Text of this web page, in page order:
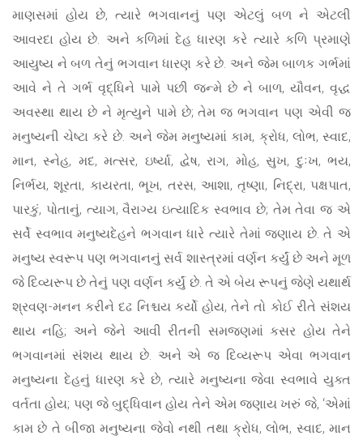
માણસમાં હોય છે, ત્યારે ભગવાનનું પણ એટલું બળ ને એટલી
આવરદા હોય છે. અને કળિમાં દેહ ધારણ કરે ત્યારે કળિ પ્રમાણે
આયુષ્ય ને બળ તેનું ભગવાન ધારણ કરે છે. અને જેમ બાળક ગર્ભમાં
આવે ને તે ગર્ભ વૃદ્ધિને પામે પછી જન્મે છે ને બાળ, યૌવન, વૃદ્ધ
અવસ્થા થાય છે ને મૃત્યુને પામે છે; તેમ જ ભગવાન પણ એવી જ
મનુષ્યની ચેષ્ટા કરે છે. અને જેમ મનુષ્યમાં કામ, ક્રોધ, લોભ, સ્વાદ,
માન, સ્નેહ, મદ, મત્સર, ઇર્ષ્યા, દ્વેષ, રાગ, મોહ, સુખ, દુઃખ, ભય,
નિર્ભય, શૂરતા, કાયરતા, ભૂખ, તરસ, આશા, તૃષ્ણા, નિદ્રા, પક્ષપાત,
પારકું, પોતાનું, ત્યાગ, વૈરાગ્ય ઇત્યાદિક સ્વભાવ છે; તેમ તેવા જ એ
સર્વે સ્વભાવ મનુષ્યદેહને ભગવાન ધારે ત્યારે તેમાં જણાય છે. તે એ
મનુષ્ય સ્વરૂપ પણ ભગવાનનું સર્વ શાસ્ત્રમાં વર્ણન કર્યું છે અને મૂળ
જે દિવ્યરૂપ છે તેનું પણ વર્ણન કર્યું છે. તે એ બેય રૂપનું જેણે યથાર્થ
શ્રવણ-મનન કરીને દઢ નિશ્ચય કર્યો હોય, તેને તો કોઈ રીતે સંશય
થાય નહિ; અને જેને આવી રીતની સમજણમાં કસર હોય તેને
ભગવાનમાં સંશય થાય છે. અને એ જ દિવ્યરૂપ એવા ભગવાન
મનુષ્યના દેહનું ધારણ કરે છે, ત્યારે મનુષ્યના જેવા સ્વભાવે યુક્ત
વર્તતા હોય; પણ જે બુદ્ધિવાન હોય તેને એમ જણાય ખરું જે, ‘એમાં
કામ છે તે બીજા મનુષ્યના જેવો નથી તથા ક્રોધ, લોભ, સ્વાદ, માન